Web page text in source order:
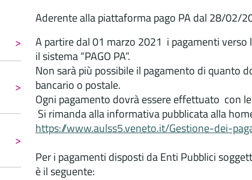
Aderente alla piattaforma pago PA dal 28/02/
A partire dal 01 marzo 2021 i pagamenti verso
il sistema “PAGO PA”.
Non sarà più possibile il pagamento di quanto
bancario o postale.
Ogni pagamento dovrà essere effettuato con
Si rimanda alla informativa pubblicata alla
https://www.aulss5.veneto.it/Gestione-dei-
Per i pagamenti disposti da Enti Pubblici
è il seguente: